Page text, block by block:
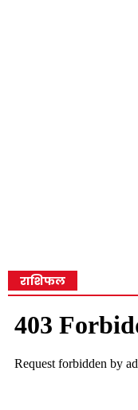
राशिफल